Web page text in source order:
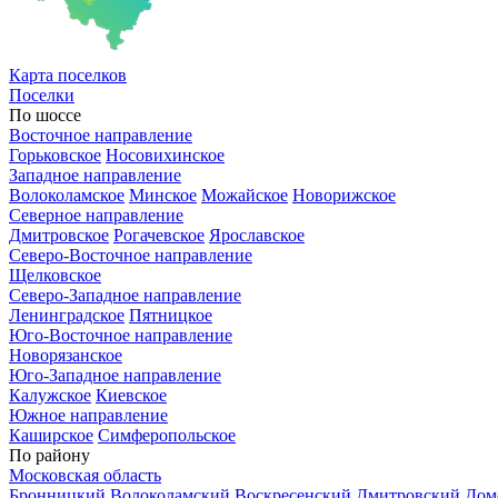
Карта поселков
Поселки
По шоссе
Восточное направление
Горьковское Носовихинское
Западное направление
Волоколамское Минское Можайское Новорижское
Северное направление
Дмитровское Рогачевское Ярославское
Северо-Восточное направление
Щелковское
Северо-Западное направление
Ленинградское Пятницкое
Юго-Восточное направление
Новорязанское
Юго-Западное направление
Калужское Киевское
Южное направление
Каширское Симферопольское
По району
Московская область